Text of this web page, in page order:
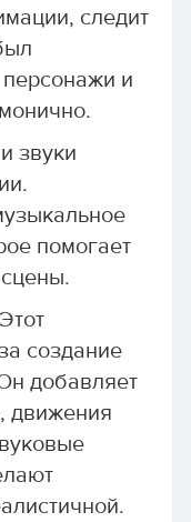
следит
и
звуки
помогает
создание
добавляет
движения